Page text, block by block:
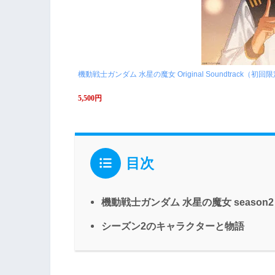
機動戦士ガンダム 水星の魔女 Original Soundtrack（初回限
5,500円
目次
機動戦士ガンダム 水星の魔女 season2
シーズン2のキャラクターと物語